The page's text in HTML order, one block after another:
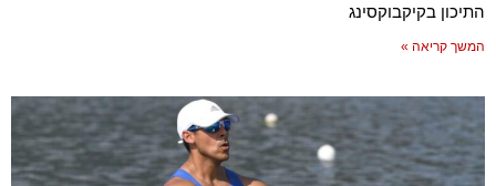
התיכון בקיקבוקסינג
המשך קריאה »